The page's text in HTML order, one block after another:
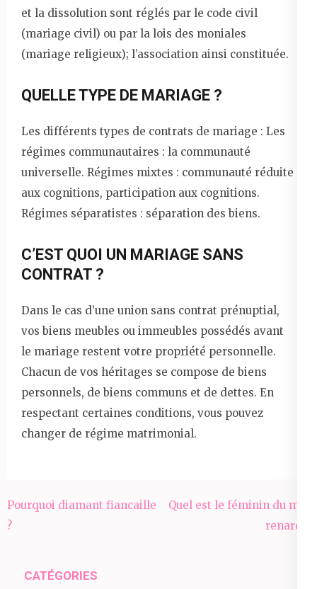
et la dissolution sont réglés par le code civil
(mariage civil) ou par la lois des moniales
(mariage religieux); l’association ainsi constituée.
QUELLE TYPE DE MARIAGE ?
Les différents types de contrats de mariage : Les
régimes communautaires : la communauté
universelle. Régimes mixtes : communauté réduite
aux cognitions, participation aux cognitions.
Régimes séparatistes : séparation des biens.
C’EST QUOI UN MARIAGE SANS
CONTRAT ?
Dans le cas d’une union sans contrat prénuptial,
vos biens meubles ou immeubles possédés avant
le mariage restent votre propriété personnelle.
Chacun de vos héritages se compose de biens
personnels, de biens communs et de dettes. En
respectant certaines conditions, vous pouvez
changer de régime matrimonial.
Navigation
de
Pourquoi diamant fiancaille
?
Quel est le féminin du mot
renard ?
CATÉGORIES